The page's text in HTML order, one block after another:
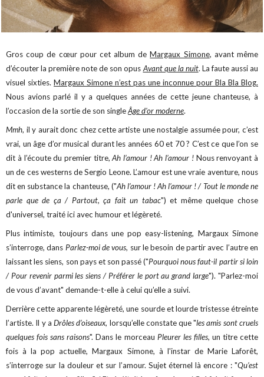
Gros coup de cœur pour cet album deMargaux Simone, avant même
d’écouter la première note de son opus Avant que la nuit. La faute aussi au
visuel sixties.Margaux Simone n’est pas une inconnue pour Bla Bla Blog.
Nous avions parlé il y a quelques années de cette jeune chanteuse, à
l’occasion de la sortie de son singleÂge d'or moderne.
Mmh, il y aurait donc chez cette artiste une nostalgie assumée pour, c’est
vrai, un âge d’or musical durant les années 60 et 70 ? C’est ce que l’on se
dit à l’écoute du premier titre,Ah l’amour ! Ah l’amour ! Nous renvoyant à
un de ces westerns de Sergio Leone. L’amour est une vraie aventure, nous
dit en substance la chanteuse, ("Ah l’amour ! Ah l’amour ! / Tout le monde ne
parle que de ça / Partout, ça fait un tabac") et même quelque chose
d'universel, traité ici avec humour et légèreté.
Plus intimiste, toujours dans une pop easy-listening, Margaux Simone
s’interroge, dans Parlez-moi de vous, sur le besoin de partir avec l’autre en
laissant les siens, son pays et son passé ("Pourquoi nous faut-il partir si loin
/ Pour revenir parmi les siens / Préférer le port au grand large"). "Parlez-moi
de vous d’avant" demande-t-elle à celui qu’elle a suivi.
Derrière cette apparente légèreté, une sourde et lourde tristesse étreinte
l’artiste. Il y aDrôles d’oiseaux, lorsqu’elle constate que "les amis sont cruels
quelques fois sans raisons". Dans le morceau Pleurer les filles, un titre cette
fois à la pop actuelle, Margaux Simone, à l'instar de Marie Laforêt,
s’interroge sur la douleur et sur l’amour. Sujet éternel là encore : "Qu’est